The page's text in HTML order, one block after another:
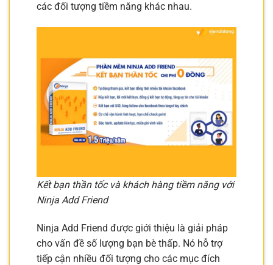
các đối tượng tiềm năng khác nhau.
Kết bạn thần tốc và khách hàng tiềm năng với
Ninja Add Friend
Ninja Add Friend được giới thiệu là giải pháp
cho vấn đề số lượng bạn bè thấp. Nó hỗ trợ
tiếp cận nhiều đối tượng cho các mục đích